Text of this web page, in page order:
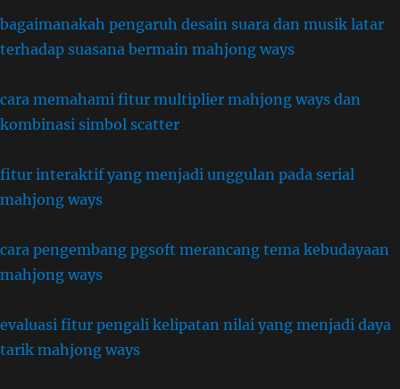
bagaimanakah pengaruh desain suara dan musik latar
terhadap suasana bermain mahjong ways
cara memahami fitur multiplier mahjong ways dan
kombinasi simbol scatter
fitur interaktif yang menjadi unggulan pada serial
mahjong ways
cara pengembang pgsoft merancang tema kebudayaan
mahjong ways
evaluasi fitur pengali kelipatan nilai yang menjadi daya
tarik mahjong ways